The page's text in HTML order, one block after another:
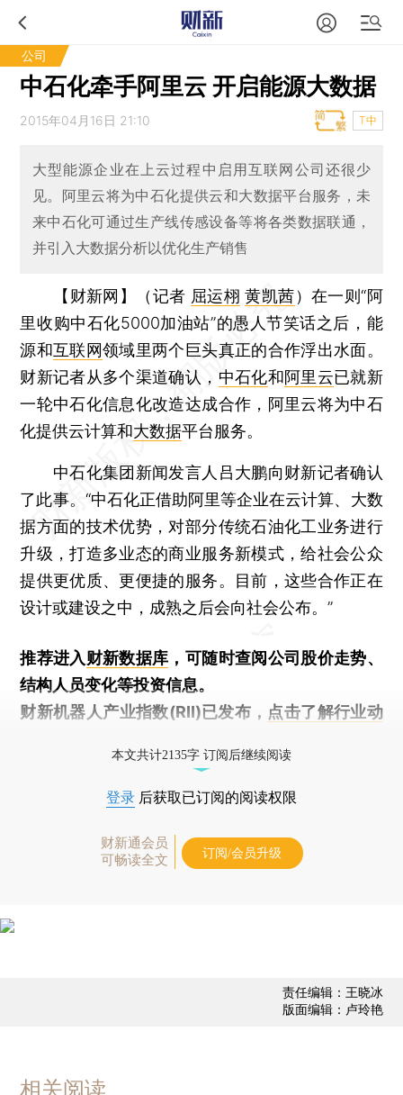
公司
中石化牵手阿里云 开启能源大数据
2015年04月16日 21:10 T中
大型能源企业在上云过程中启用互联网公司还很少
见。阿里云将为中石化提供云和大数据平台服务，未
来中石化可通过生产线传感设备等将各类数据联通，
并引入大数据分析以优化生产销售
【财新网】（记者 屈运栩 黄凯茜）在一则“阿
里收购中石化5000加油站”的愚人节笑话之后，能
源和互联网领域里两个巨头真正的合作浮出水面。
财新记者从多个渠道确认， 中石化和阿里云已就新
一轮中石化信息化改造达成合作，阿里云将为中石
化提供云计算和大数据平台服务。
中石化集团新闻发言人吕大鹏向财新记者确认
了此事。“中石化正借助阿里等企业在云计算、大数
据方面的技术优势，对部分传统石油化工业务进行
升级，打造多业态的商业服务新模式，给社会公众
提供更优质、更便捷的服务。目前，这些合作正在
设计或建设之中，成熟之后会向社会公布。”
推荐进入财新数据库 ，可随时查阅公司股价走势、
结构人员变化等投资信息。
财新机器人产业指数(RII)已发布， 点击了解行业动
本文共计2135字 订阅后继续阅读
登录 后获取已订阅的阅读权限
财新通会员
可畅读全文
订阅/会员升级
责任编辑：王晓冰
版面编辑：卢玲艳
相关阅读